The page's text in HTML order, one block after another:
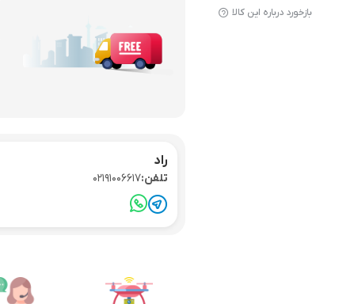
بازخورد درباره این کالا
راد
تلفن:02191006617